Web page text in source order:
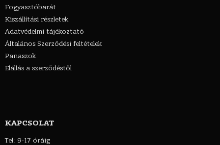
Fogyasztóbarát
Kiszállítási részletek
Adatvédelmi tájékoztató
Általános Szerződési feltételek
Panaszok
Elállás a szerződéstől
KAPCSOLAT
Tel: 9-17 óráig